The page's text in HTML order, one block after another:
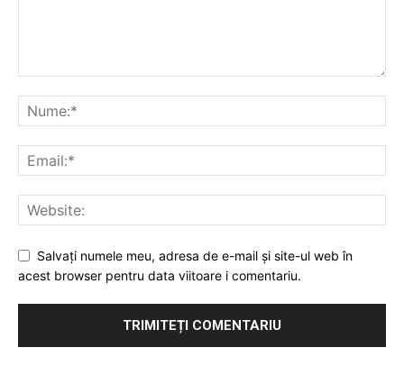
Salvați numele meu, adresa de e-mail și site-ul web în
acest browser pentru data viitoare i comentariu.